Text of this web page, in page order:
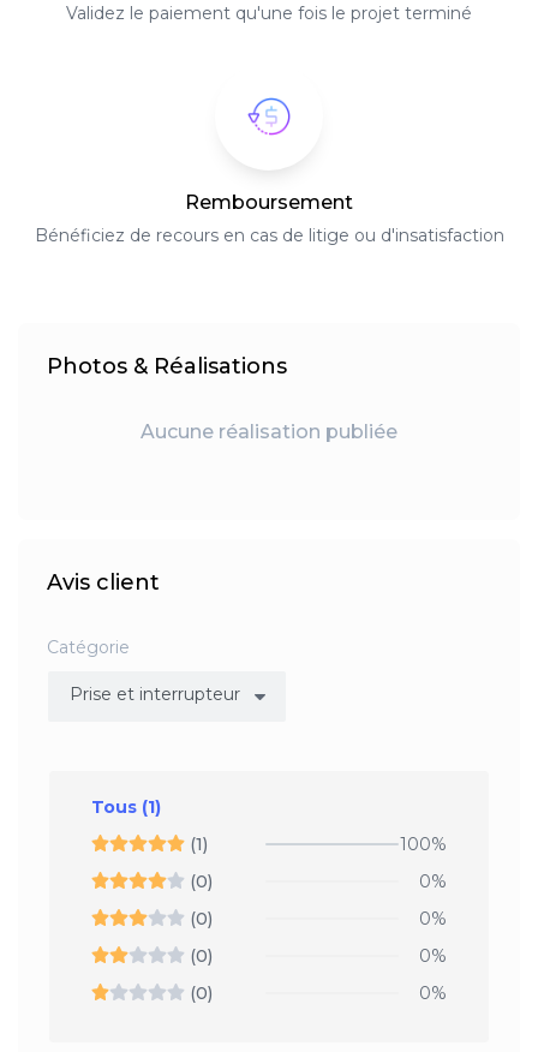
Validez le paiement qu'une fois le projet terminé
Remboursement
Bénéficiez de recours en cas de litige ou d'insatisfaction
Photos & Réalisations
Aucune réalisation publiée
Avis client
Catégorie
Tous (1)
(1)
100%
(0)
0%
(0)
0%
(0)
0%
(0)
0%